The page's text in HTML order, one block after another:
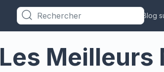
Catégories Blog
Les Meilleurs